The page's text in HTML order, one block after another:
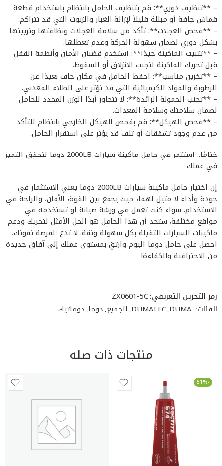
– **تنظيف دوري**: قم بتنظيف الحامل بانتظام باستخدام قطعة
قماش جافة أو مبللة قليلاً لإزالة الغبار والزيوت التي قد تتراكم.
– **فحص العجلات**: تأكد من سلامة العجلات ونظافتها وتزييتها
بشكل دوري لضمان سهولة الحركة وعدم تعطلها.
– **تثبيت الماكينة جيدًا**: استخدم قضبان الأمان وأنظمة القفل
قبل تحريك الماكينة لتجنب الانزلاق أو السقوط.
– **تخزين مناسب**: احفظ الحامل في مكان جاف بعيدًا عن
الرطوبة والمواد الكيميائية التي قد تؤثر على الطلاء المعدني.
– **تجنب الحمولة الزائدة**: لا تتجاوز أبدًا الوزن المحدد للحامل
لضمان سلامتك وسلامة المعدات.
– **فحص الهيكل**: قم بفحص الهيكل الخارجي بانتظام للتأكد
من عدم وجود تشققات أو تلف قد يؤثر على استقرار الحامل.
ختامًا.. استثمر في حامل ماكينة سيارات 2000LB دوما لتحقق التميز
في عملك
إن اختيار حامل ماكينة سيارات 2000LB دوما يعني الاستثمار في
جودة وأداء لا مثيل لهما، حيث يجمع بين القوة، الأمان، والراحة في
الاستخدام. سواء كنت تعمل في ورشة صيانة أو تستخدمه في
مواقع مختلفة، ستجد أن هذا الحامل هو الحل الأمثل لتحريك ودعم
ماكينات السيارات الثقيلة بكل سهولة وثقة. لا تدع الفرصة تفوتك،
احصل على حامل دوما اليوم وارتقِ بمستوى عملك إلى آفاق جديدة
من الاحترافية والكفاءة!
رمز التخزين التعريفي:ZX0601-5C
الفئات: DUMA
,
DUMATEC
,الجميع,دوما,دوماتيك
منتجات ذات صله
-51%